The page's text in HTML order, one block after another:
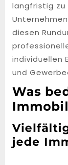
langfristig zu
diesen
individuellen
und
Was
jede